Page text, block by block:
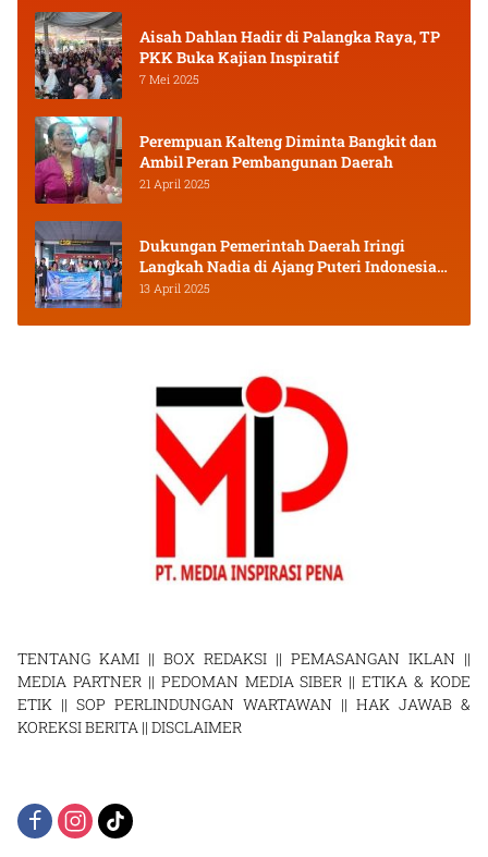
Aisah Dahlan Hadir di Palangka Raya, TP
PKK Buka Kajian Inspiratif
7 Mei 2025
Perempuan Kalteng Diminta Bangkit dan
Ambil Peran Pembangunan Daerah
21 April 2025
Dukungan Pemerintah Daerah Iringi
Langkah Nadia di Ajang Puteri Indonesia
2025
13 April 2025
TENTANG KAMI || BOX REDAKSI || PEMASANGAN IKLAN ||
MEDIA PARTNER|| PEDOMAN MEDIA SIBER ||ETIKA & KODE
ETIK || SOP PERLINDUNGAN WARTAWAN || HAK JAWAB &
KOREKSI BERITA || DISCLAIMER